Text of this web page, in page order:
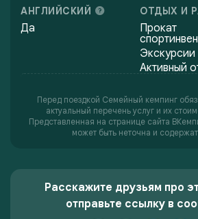
АНГЛИЙСКИЙ
Да
ОТДЫХ И
Прокат
Экскурсии
Активный
Перед поездкой Семейный кемпинг
актуальный перечень услуг и их
Представленная на странице сайта
может быть неточна и
Расскажите друзьям про
отправьте ссылку в